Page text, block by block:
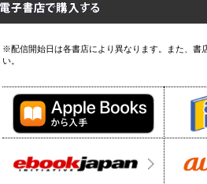
※配信開始日は各書店により異なります。また、書
い。